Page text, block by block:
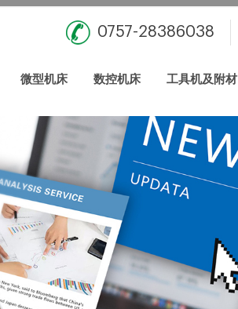
0757-28386038
微型机床 数控机床 工具机及附材